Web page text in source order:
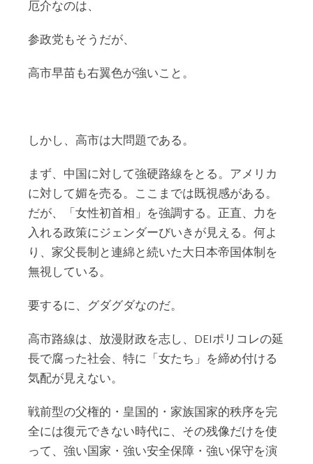
厄介なのは、
参政党もそうだが、
高市早苗も右翼色が強いこと。
しかし、高市は大問題である。
まず、中国に対して強硬路線をとる。アメリカ
に対して媚を売る。ここまでは既視感がある。
だが、「女性初首相」を強調する。正直、力を
入れる政策にジェンダーびいきが見える。何よ
り、家父長制と連綿と続いた大日本帝国体制を
無視している。
要するに、グダグダなのだ。
高市路線は、放漫財政を志し、DEIポリコレの延
長で腐った社会、特に「女たち」を締め付ける
気配が見えない。
戦前型の父権的・皇国的・家族国家的秩序を完
全には復元できない時代に、その残像だけを使
って、強い国家・強い安全保障・強い保守を演